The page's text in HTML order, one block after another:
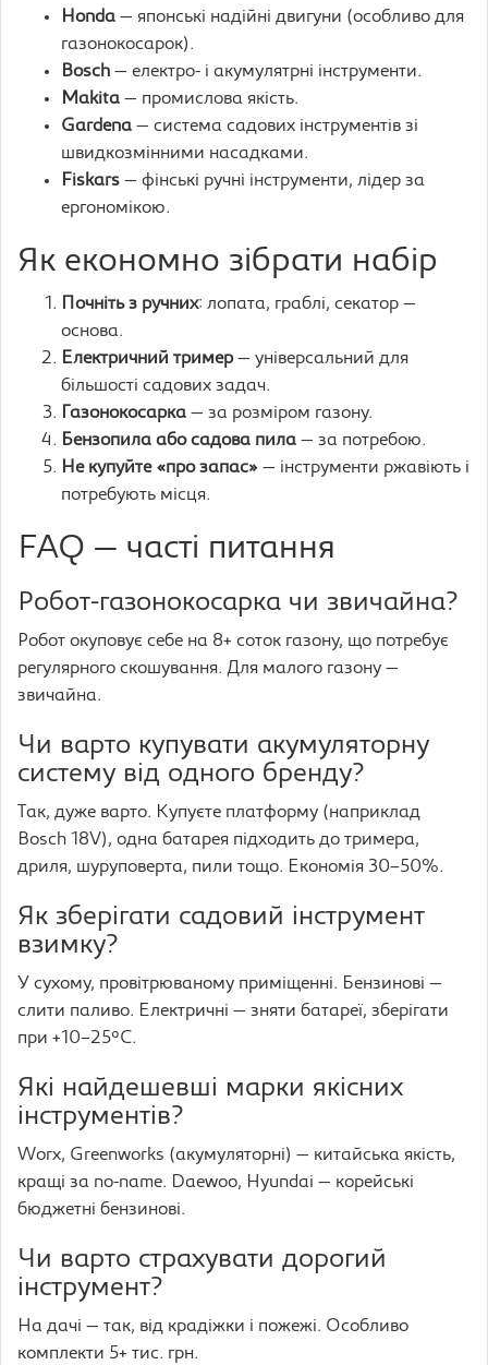
Honda — японські надійні двигуни (особливо для
газонокосарок).
Bosch — електро- і акумулятрні інструменти.
Makita — промислова якість.
Gardena — система садових інструментів зі
швидкозмінними насадками.
Fiskars — фінські ручні інструменти, лідер за
ергономікою.
Як економно зібрати набір
Почніть з ручних: лопата, граблі, секатор —
основа.
Електричний тример— універсальний для
більшості садових задач.
Газонокосарка — за розміром газону.
Бензопила або садова пила — за потребою.
Не купуйте «про запас» — інструменти ржавіють і
потребують місця.
FAQ — часті питання
Робот-газонокосарка чи звичайна?
Робот окуповує себе на 8+ соток газону, що потребує
регулярного скошування. Для малого газону —
звичайна.
Чи варто купувати акумуляторну
систему від одного бренду?
Так, дуже варто. Купуєте платформу (наприклад
Bosch 18V), одна батарея підходить до тримера,
дриля, шуруповерта, пили тощо. Економія 30–50%.
Як зберігати садовий інструмент
взимку?
У сухому, провітрюваному приміщенні. Бензинові —
слити паливо. Електричні — зняти батареї, зберігати
при +10–25°C.
Які найдешевші марки якісних
інструментів?
Worx, Greenworks (акумуляторні) — китайська якість,
кращі за no-name. Daewoo, Hyundai — корейські
бюджетні бензинові.
Чи варто страхувати дорогий
інструмент?
На дачі — так, від крадіжки і пожежі. Особливо
комплекти 5+ тис. грн.